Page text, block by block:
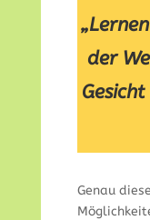
der
Genau